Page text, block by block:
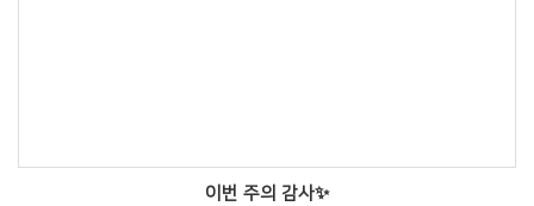
이번 주의 감사✨